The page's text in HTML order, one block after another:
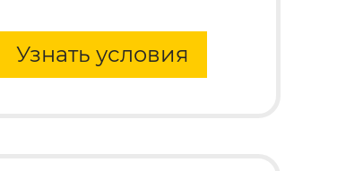
Узнать условия